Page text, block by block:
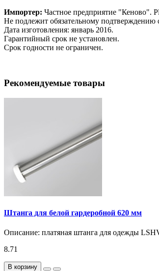
Импортер: Частное предприятие "Кеново".
Не подлежит обязательному подтверждению
Дата изготовления: январь 2016.
Гарантийный срок не установлен.
Срок годности не ограничен.
Рекомендуемые товары
Штанга для белой гардеробной 620 мм
Описание: платяная штанга для одежды
8.71
В корзину